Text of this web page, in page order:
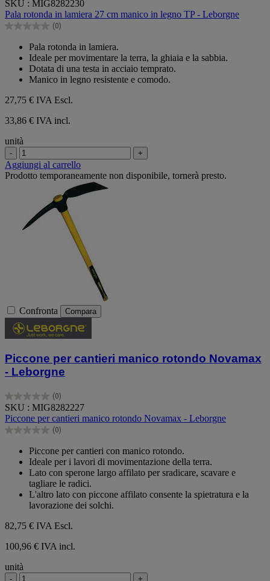
su
5
stelle.
SKU : MIG8282230
Pala rotonda in lamiera 27 cm manico in legno TP - Leborgne
(0)
0.0
stelle.
Pala rotonda in lamiera.
Ideale per movimentare la terra, la ghiaia e la sabbia.
Dotata di una testa in acciaio temprato.
Manico in legno resistente e comodo.
27,75 € IVA Escl.
33,86 € IVA incl.
unità
- +
Aggiungi al carrello
Prodotto temporaneamente non disponibile, tornerà presto.
Confronta Compara
Piccone per cantieri manico rotondo Novamax
- Leborgne
(0)
0.0
su
5
stelle.
SKU : MIG8282227
Piccone per cantieri manico rotondo Novamax - Leborgne
(0)
0.0
Piccone per cantieri con manico rotondo.
Ideale per i lavori di movimentazione della terra.
Lato con sperone largo affilato per sradicare, scavare e
tagliare le radici.
L'altro lato con piccone affilato consente la spietratura e la
lavorazione dei solchi.
82,75 € IVA Escl.
100,96 € IVA incl.
unità
- +